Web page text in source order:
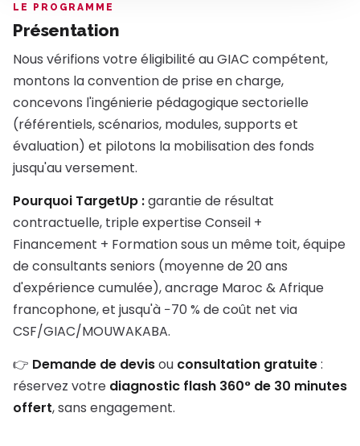
LE PROGRAMME
Présentation
Nous vérifions votre éligibilité au GIAC compétent,
montons la convention de prise en charge,
concevons l'ingénierie pédagogique sectorielle
(référentiels, scénarios, modules, supports et
évaluation) et pilotons la mobilisation des fonds
jusqu'au versement.
Pourquoi TargetUp :garantie de résultat
contractuelle, triple expertise Conseil +
Financement + Formation sous un même toit, équipe
de consultants seniors (moyenne de 20 ans
d'expérience cumulée), ancrage Maroc & Afrique
francophone, et jusqu'à −70 % de coût net via
CSF/GIAC/MOUWAKABA.
👉 Demande de devisou consultation gratuite:
réservez votre diagnostic flash 360° de 30 minutes
offert, sans engagement.